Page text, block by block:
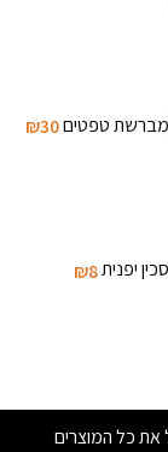
מברשת טפטים₪30
סכין יפנית₪8
את כל המוצרים